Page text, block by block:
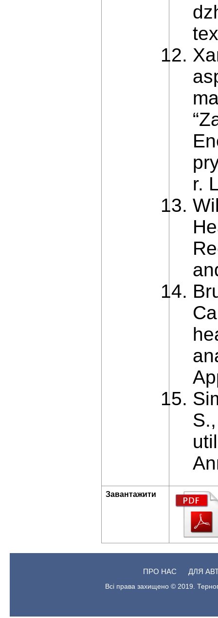
r.
Завантажити
ПРО НАС ДЛЯ
Всі права захищено © 2019.